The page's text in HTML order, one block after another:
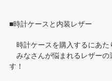
■時計ケースと内装レザー
時計ケースを購入するにあた
みなさんが悩まれるレザーの
す！